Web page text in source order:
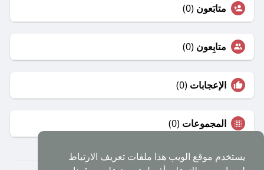
يستخدم موقع الويب هذا ملفات تعريف الارتباط
متابَعون (0)
متابِعون (0)
الإعجابات (0)
المجموعات (0)